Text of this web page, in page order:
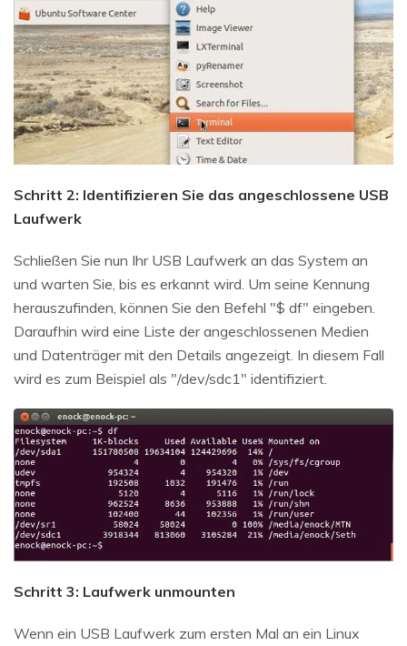
Schritt 2: Identifizieren Sie das angeschlossene USB
Laufwerk
Schließen Sie nun Ihr USB Laufwerk an das System an
und warten Sie, bis es erkannt wird. Um seine Kennung
herauszufinden, können Sie den Befehl "$ df" eingeben.
Daraufhin wird eine Liste der angeschlossenen Medien
und Datenträger mit den Details angezeigt. In diesem Fall
wird es zum Beispiel als "/dev/sdc1" identifiziert.
Schritt 3: Laufwerk unmounten
Wenn ein USB Laufwerk zum ersten Mal an ein Linux